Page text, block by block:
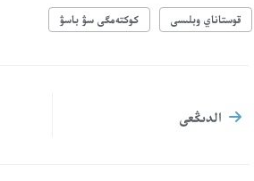
قوستاناي وبلىسى كوكتەمگى سۋ باسۋ
الدىڭعى